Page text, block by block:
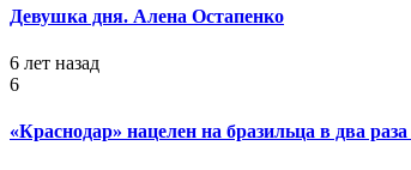
Девушка дня. Алена Остапенко
6 лет назад
6
«Краснодар» нацелен на бразильца в два